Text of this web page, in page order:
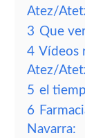
Atez/
3 Que
4 Vídeos
Atez/
5 el
6
Navarra: